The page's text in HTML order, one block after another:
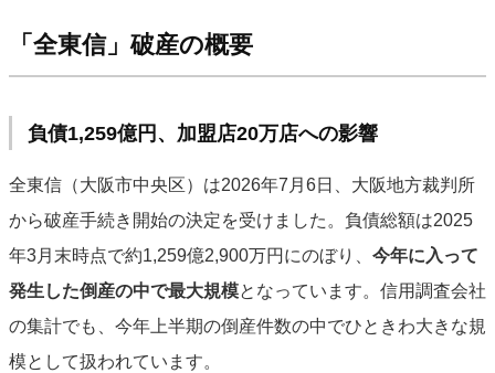
「全東信」破産の概要
負債1,259億円、加盟店20万店への影響
全東信（大阪市中央区）は2026年7月6日、大阪地方裁判所
から破産手続き開始の決定を受けました。負債総額は2025
年3月末時点で約1,259億2,900万円にのぼり、 今年に入って
発生した倒産の中で最大規模となっています。信用調査会社
の集計でも、今年上半期の倒産件数の中でひときわ大きな規
模として扱われています。